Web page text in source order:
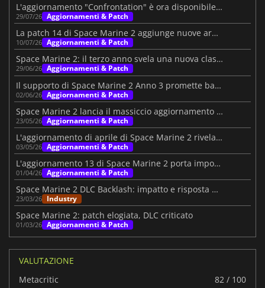
L'aggiornamento "Confrontation" è ora disponibile in Space Marine 2
29/07/26 Aggiornamenti & Patch
La patch 14 di Space Marine 2 aggiunge nuove armi eroiche al PTS
10/07/26 Aggiornamenti & Patch
Space Marine 2: il terzo anno svela una nuova classe e contenuti
29/06/26 Aggiornamenti & Patch
Il supporto di Space Marine 2 Anno 3 promette battaglie più epiche
02/06/26 Aggiornamenti & Patch
Space Marine 2 lancia il massiccio aggiornamento Purgation
23/05/26 Aggiornamenti & Patch
L'aggiornamento di aprile di Space Marine 2 rivela i piani futuri
03/05/26 Aggiornamenti & Patch
L'aggiornamento 13 di Space Marine 2 porta importanti modifiche alla modalità Assedio
01/04/26 Aggiornamenti & Patch
Space Marine 2 DLC Backlash: impatto e risposta degli sviluppatori
23/03/26 Industry
Space Marine 2: patch elogiata, DLC criticato
01/03/26 Aggiornamenti & Patch
VALUTAZIONE
Metacritic
82 / 100